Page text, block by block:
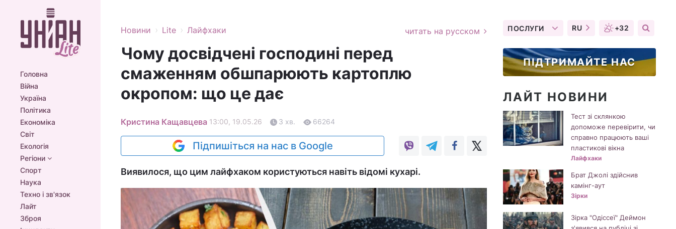
Головна
Війна
Україна
Політика
Економіка
Світ
Екологія
Регіони
Спорт
Наука
Техно і зв'язок
Лайт
Зброя
Новини › Lite › Лайфхаки читать на русском
Чому досвідчені господині перед
смаженням обшпарюють картоплю
окропом: що це дає
Кристина Кащавцева 13:00, 19.05.26 3 хв. 66264
Підпишіться на нас в Google
Виявилося, що цим лайфхаком користуються навіть відомі кухарі.
ПОСЛУГИ RU +32
ПІДТРИМАЙТЕ НАС
ЛАЙТ НОВИНИ
Тест зі склянкою
допоможе перевірити, чи
справно працюють ваші
пластикові вікна
Лайфхаки
Брат Джолі здійснив
камінг-аут
Зірки
Зірка "Одіссеї" Деймон